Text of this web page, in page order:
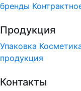
бренды
Продукция
Упаковка
продукция
Контакты